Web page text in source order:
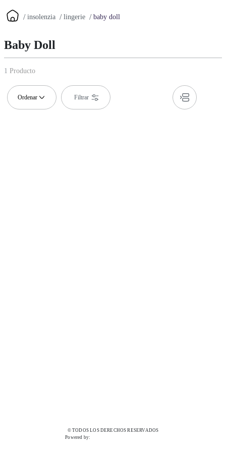
insolenzia lingerie baby doll
Baby Doll
1 Producto
© TODOS LOS DERECHOS RESERVADOS
Powered by: